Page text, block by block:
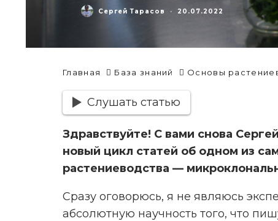
Сергей Тарасов · 20.07.2022
Главная База знаний Основы
Слушать статью
Здравствуйте! С вами снова
новый цикл статей об одном из
растениеводства —
Сразу оговорюсь, я не являюсь
абсолютную научность того, что